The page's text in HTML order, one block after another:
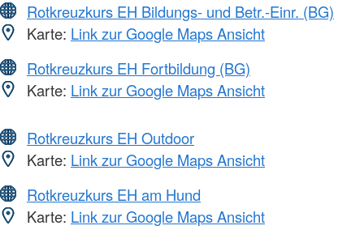
Rotkreuzkurs EH Bildungs- und Betr.-Einr. (BG)
Karte: Link zur Google Maps Ansicht
Rotkreuzkurs EH Fortbildung (BG)
Karte: Link zur Google Maps Ansicht
Rotkreuzkurs EH Outdoor
Karte: Link zur Google Maps Ansicht
Rotkreuzkurs EH am Hund
Karte: Link zur Google Maps Ansicht